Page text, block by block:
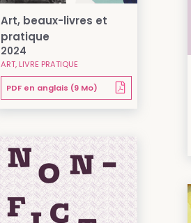
Art, beaux-livres et
pratique
2024
ART, LIVRE PRATIQUE
PDF en anglais (9 Mo)